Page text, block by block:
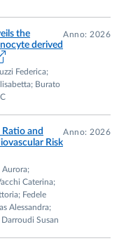
o il
di cellule β
pluripotenti
e lipotossicità in
alla base di
di diabete;
mediante saggi di
the
derived
Federica;
Burato
Anno: 2026
and
Risk
Aurora;
Caterina;
Fedele
Alessandra;
Susan
Anno: 2026